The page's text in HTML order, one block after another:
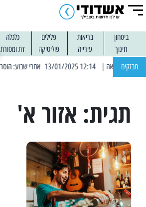
ביטחון בריאות פלילים
כלכלה
חינוך
עירייה פוליטיקה דת ומסורת
מבזקים | 12:14 13/01/2025 אחרי שבוע: הוסר איסור הרחצה בחופי אשדוד
תגית: אזור א'